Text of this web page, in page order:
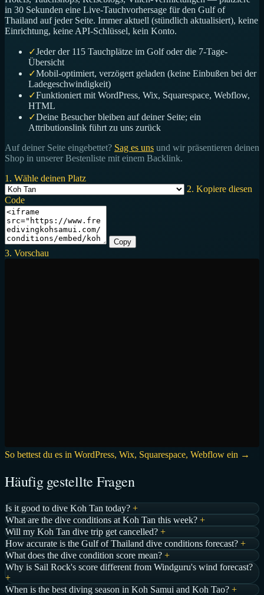
in 30 Sekunden eine Live-Tauchvorhersage für den Gulf of
Thailand auf jeder Seite. Immer aktuell (stündlich aktualisiert), keine
Einrichtung, keine API-Schlüssel, kein Konto.
✓Jeder der 115 Tauchplätze im Golf oder die 7-Tage-
Übersicht
✓Mobil-optimiert, verzögert geladen (keine Einbußen bei der
Ladegeschwindigkeit)
✓Funktioniert mit WordPress, Wix, Squarespace, Webflow,
HTML
✓Deine Besucher bleiben auf deiner Seite; ein
Attributionslink führt zu uns zurück
Auf deiner Seite eingebettet? Sag es uns und wir präsentieren deinen
Shop in unserer Bestenliste mit einem Backlink.
1. Wähle deinen Platz
2. Kopiere diesen
Code
Copy
3. Vorschau
So bettest du es in WordPress, Wix, Squarespace, Webflow ein →
Häufig gestellte Fragen
Is it good to dive Koh Tan today? +
What are the dive conditions at Koh Tan this week? +
Will my Koh Tan dive trip get cancelled? +
How accurate is the Gulf of Thailand dive conditions forecast? +
What does the dive condition score mean? +
Why is Sail Rock's score different from Windguru's wind forecast?
+
When is the best diving season in Koh Samui and Koh Tao? +